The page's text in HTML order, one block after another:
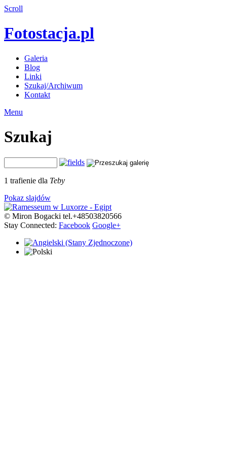
Scroll
Fotostacja.pl
Galeria
Blog
Linki
Szukaj/Archiwum
Kontakt
Menu
Szukaj
1 trafienie dla Teby
Pokaz slajdów
© Miron Bogacki tel.+48503820566
Stay Connected: Facebook Google+